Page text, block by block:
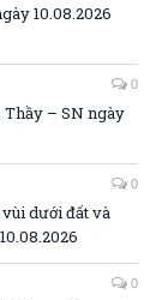
10.08.2026
0
– SN ngày
0
dưới đất và
0